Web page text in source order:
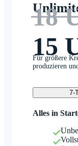
18
15
Für größere
produzieren
7-
Alles in